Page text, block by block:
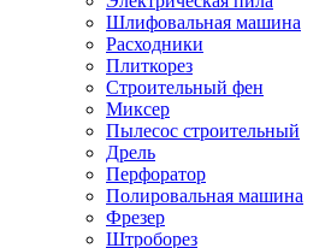
Шлифовальная машина
Расходники
Плиткорез
Строительный фен
Миксер
Пылесос строительный
Дрель
Перфоратор
Полировальная машина
Фрезер
Штроборез